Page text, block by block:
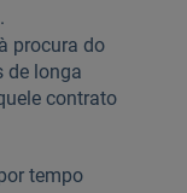
procura do
de longa
contrato
tempo